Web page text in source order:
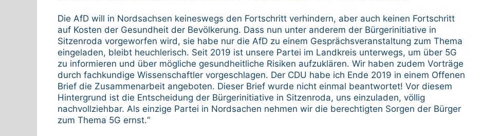
Die AfD will in Nordsachsen keineswegs den Fortschritt verhindern, aber auch keinen Fortschritt
auf Kosten der Gesundheit der Bevölkerung. Dass nun unter anderem der Bürgerinitiative in
Sitzenroda vorgeworfen wird, sie habe nur die AfD zu einem Gesprächsveranstaltung zum Thema
eingeladen, bleibt heuchlerisch. Seit 2019 ist unsere Partei im Landkreis unterwegs, um über 5G
zu informieren und über mögliche gesundheitliche Risiken aufzuklären. Wir haben zudem Vorträge
durch fachkundige Wissenschaftler vorgeschlagen. Der CDU habe ich Ende 2019 in einem Offenen
Brief die Zusammenarbeit angeboten. Dieser Brief wurde nicht einmal beantwortet! Vor diesem
Hintergrund ist die Entscheidung der Bürgerinitiative in Sitzenroda, uns einzuladen, völlig
nachvollziehbar. Als einzige Partei in Nordsachen nehmen wir die berechtigten Sorgen der Bürger
zum Thema 5G ernst.“